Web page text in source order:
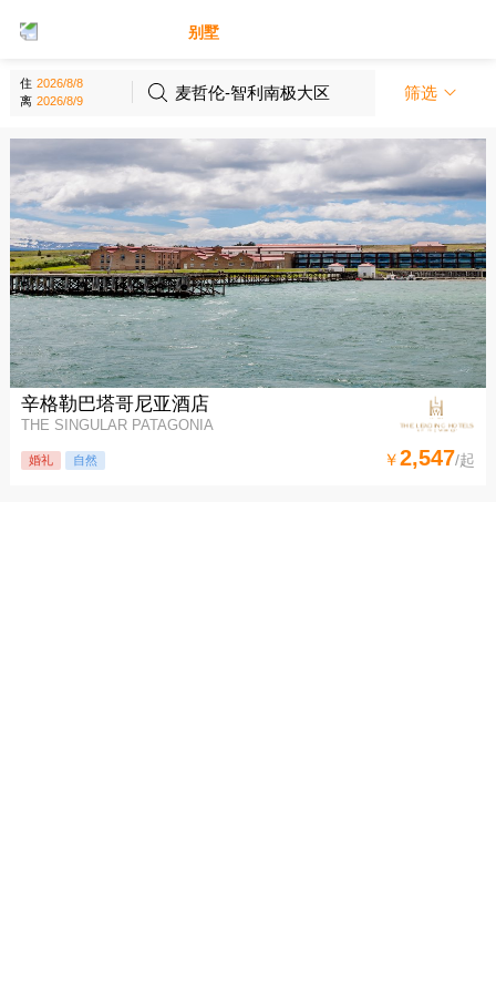
别墅
住
离
麦哲伦-智利南极大区 筛选
辛格勒巴塔哥尼亚酒店
THE SINGULAR PATAGONIA
婚礼 自然 ￥2,547/起